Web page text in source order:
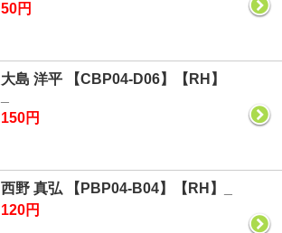
50円
大島 洋平 【CBP04-D06】【RH】
150円
西野 真弘 【PBP04-B04】【RH】_
120円